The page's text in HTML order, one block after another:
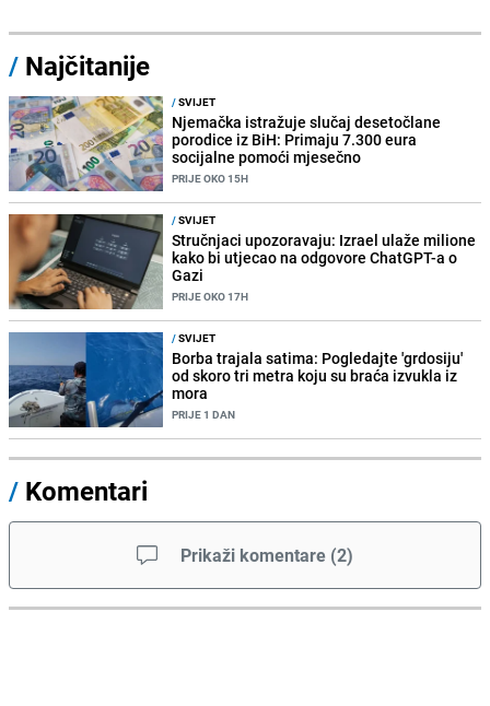
/ Najčitanije
/SVIJET
Njemačka istražuje slučaj desetočlane
porodice iz BiH: Primaju 7.300 eura
socijalne pomoći mjesečno
PRIJE OKO 15H
/SVIJET
Stručnjaci upozoravaju: Izrael ulaže milione
kako bi utjecao na odgovore ChatGPT-a o
Gazi
PRIJE OKO 17H
/SVIJET
Borba trajala satima: Pogledajte 'grdosiju'
od skoro tri metra koju su braća izvukla iz
mora
PRIJE 1 DAN
/ Komentari
Prikaži komentare (2)